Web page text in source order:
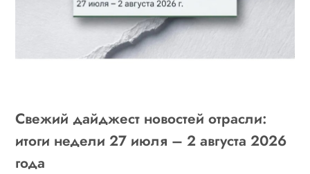
Свежий дайджест новостей отрасли:
итоги недели 27 июля – 2 августа 2026
года